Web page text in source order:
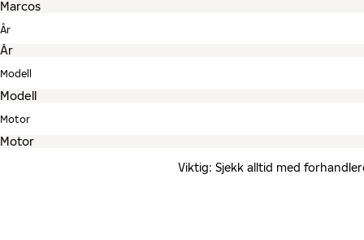
År
Modell
Motor
Viktig: Sjekk alltid med